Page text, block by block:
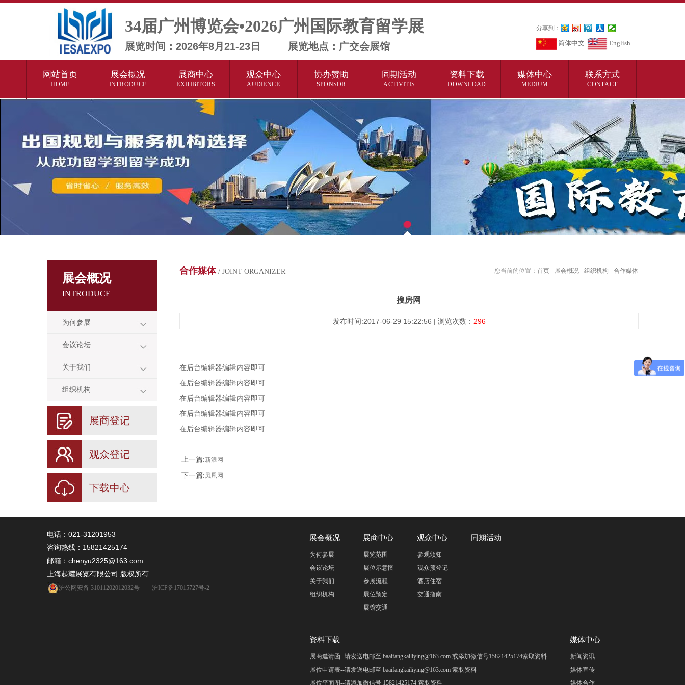
34届广州博览会•2026广州国际教育留学展
展览时间：2026年8月21-23日 展览地点：广交会展馆
分享到：
简体中文 English
网站首页
HOME
展会概况
INTRODUCE
展商中心
EXHIBITORS
观众中心
AUDIENCE
协办赞助
SPONSOR
同期活动
ACTIVITIS
资料下载
DOWNLOAD
媒体中心
MEDIUM
联系方式
CONTACT
展会概况
INTRODUCE
为何参展
会议论坛
关于我们
组织机构
展商登记
观众登记
下载中心
合作媒体/ JOINT ORGANIZER 您当前的位置： 首页 - 展会概况 - 组织机构 - 合作媒体
搜房网
发布时间:2017-06-29 15:22:56 | 浏览次数： 296
在后台编辑器编辑内容即可
在后台编辑器编辑内容即可
在后台编辑器编辑内容即可
在后台编辑器编辑内容即可
在后台编辑器编辑内容即可
上一篇:新浪网
下一篇:凤凰网
电话：021-31201953
咨询热线： 15821425174
邮箱：chenyu2325@163.com
上海起耀展览有限公司 版权所有
沪公网安备 31011202012032号 沪ICP备17015727号-2
展会概况
为何参展
会议论坛
关于我们
组织机构
展商中心
展览范围
展位示意图
参展流程
展位预定
展馆交通
观众中心
参观须知
观众预登记
酒店住宿
交通指南
同期活动
资料下载
展商邀请函--请发送电邮至 baaifangkailiying@163.com 或添加微信号15821425174索取资料
展位申请表--请发送电邮至 baaifangkailiying@163.com 索取资料
展位平面图--请添加微信号 15821425174 索取资料
媒体中心
新闻资讯
媒体宣传
媒体合作